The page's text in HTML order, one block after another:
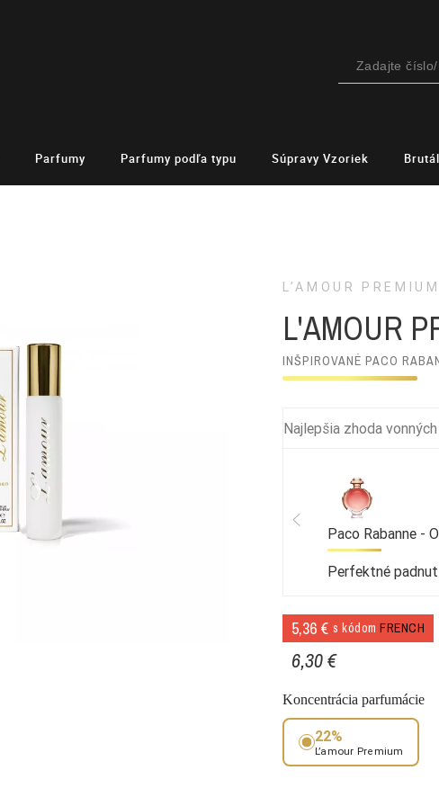
Parfumy Parfumy podľa typu Súpravy Vzoriek
L’AMOUR PREMIUM
L'AMOUR
INŠPIROVANÉ PACO
Najlepšia zhoda
Paco Rabanne -
Perfektné
5,36 € s kódom FRENCH
6,30 €
Koncentrácia parfumácie
22%
L’amour Premium